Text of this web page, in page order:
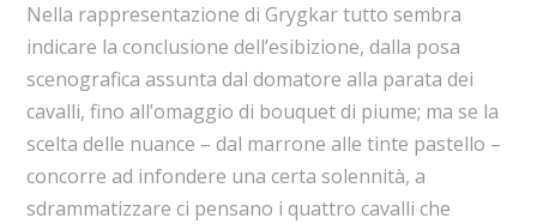
Nella rappresentazione di Grygkar tutto sembra
indicare la conclusione dell’esibizione, dalla posa
scenografica assunta dal domatore alla parata dei
cavalli, fino all’omaggio di bouquet di piume; ma se la
scelta delle nuance – dal marrone alle tinte pastello –
concorre ad infondere una certa solennità, a
sdrammatizzare ci pensano i quattro cavalli che